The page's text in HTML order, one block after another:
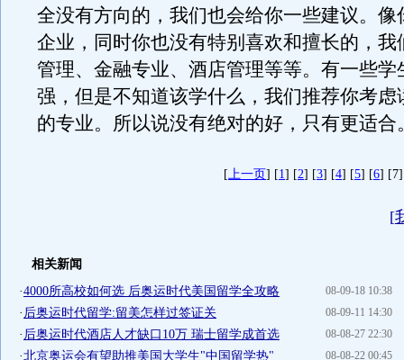
全没有方向的，我们也会给你一些建议。像
企业，同时你也没有特别喜欢和擅长的，我
管理、金融专业、酒店管理等等。有一些学
强，但是不知道该学什么，我们推荐你考虑
的专业。所以说没有绝对的好，只有更适合
[上一页] [1] [2] [3] [4] [5] [6]
[
相关新闻
08-09-18 10:38
·4000所高校如何选 后奥运时代美国留学全攻略
08-09-11 14:30
· 后奥运时代留学:留美怎样过签证关
08-08-27 22:30
· 后奥运时代酒店人才缺口10万 瑞士留学成首选
08-08-22 00:45
·北京奥运会有望助推美国大学生"中国留学热"